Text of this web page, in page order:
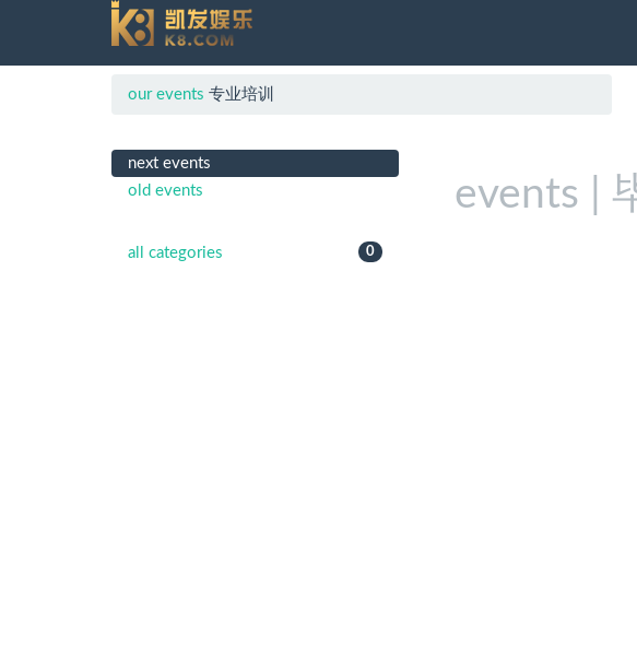
our events 专业培训
next events
old events
all categories 0
events |